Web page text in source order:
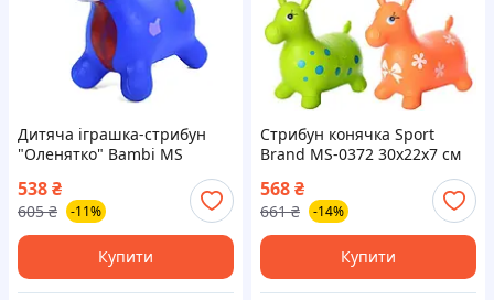
Дитяча іграшка-стрибун
"Оленятко" Bambi MS
World-of-Toys
538₴
605 ₴ -11%
Купити
Стрибун конячка Sport
Brand MS-0372 30х22х7 см
568₴
661 ₴ -14%
Купити